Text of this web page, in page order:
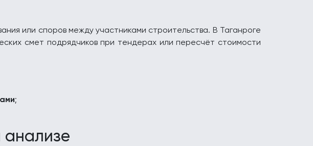
или споров между участниками строительства. В Таганроге
смет подрядчиков при тендерах или пересчёт стоимости
;